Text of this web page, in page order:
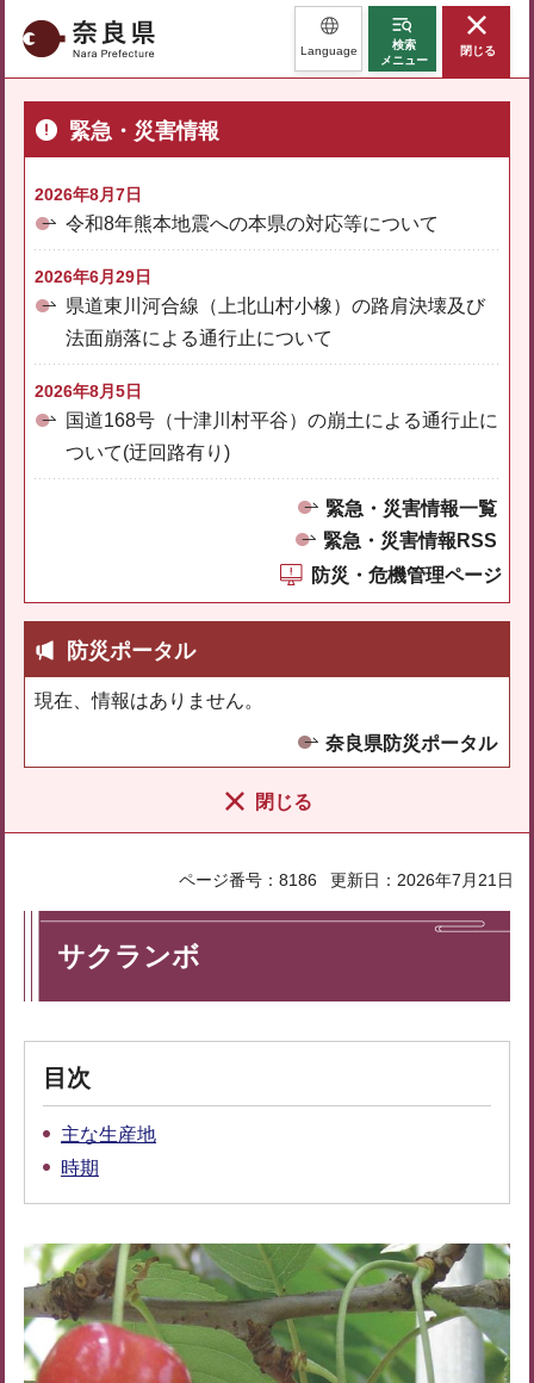
奈良県 Language
検索
メニュー
閉じる
緊急・災害情報
2026年8月7日
令和8年熊本地震への本県の対応等について
2026年6月29日
県道東川河合線（上北山村小橡）の路肩決壊及び
法面崩落による通行止について
2026年8月5日
国道168号（十津川村平谷）の崩土による通行止に
ついて(迂回路有り)
緊急・災害情報一覧
緊急・災害情報RSS
防災・危機管理ページ
防災ポータル
現在、情報はありません。
奈良県防災ポータル
閉じる
ページ番号：8186 更新日：2026年7月21日
サクランボ
目次
主な生産地
時期